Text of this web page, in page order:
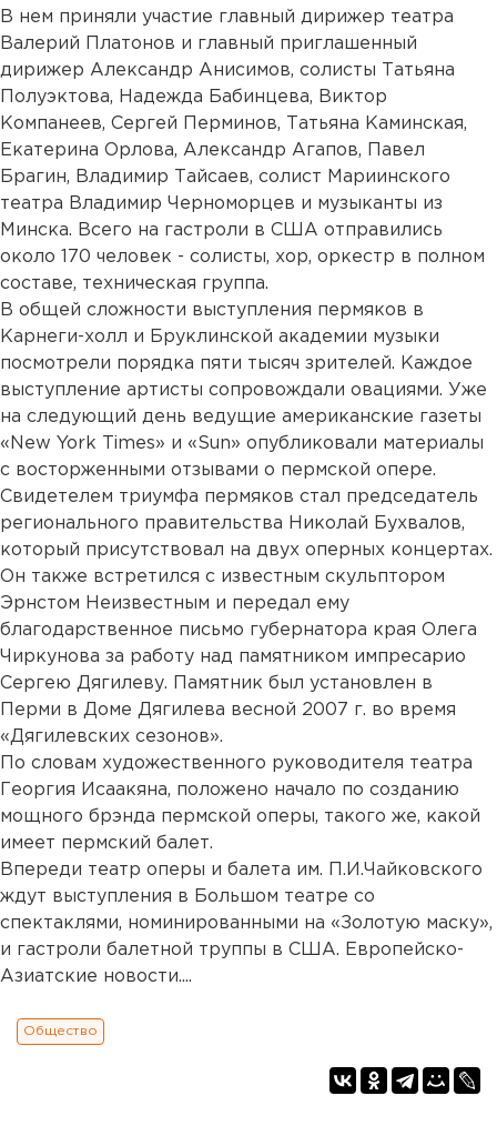
В нем приняли участие главный дирижер театра
Валерий Платонов и главный приглашенный
дирижер Александр Анисимов, солисты Татьяна
Полуэктова, Надежда Бабинцева, Виктор
Компанеев, Сергей Перминов, Татьяна Каминская,
Екатерина Орлова, Александр Агапов, Павел
Брагин, Владимир Тайсаев, солист Мариинского
театра Владимир Черноморцев и музыканты из
Минска. Всего на гастроли в США отправились
около 170 человек - солисты, хор, оркестр в полном
составе, техническая группа.
В общей сложности выступления пермяков в
Карнеги-холл и Бруклинской академии музыки
посмотрели порядка пяти тысяч зрителей. Каждое
выступление артисты сопровождали овациями. Уже
на следующий день ведущие американские газеты
«New York Times» и «Sun» опубликовали материалы
с восторженными отзывами о пермской опере.
Свидетелем триумфа пермяков стал председатель
регионального правительства Николай Бухвалов,
который присутствовал на двух оперных концертах.
Он также встретился с известным скульптором
Эрнстом Неизвестным и передал ему
благодарственное письмо губернатора края Олега
Чиркунова за работу над памятником импресарио
Сергею Дягилеву. Памятник был установлен в
Перми в Доме Дягилева весной 2007 г. во время
«Дягилевских сезонов».
По словам художественного руководителя театра
Георгия Исаакяна, положено начало по созданию
мощного брэнда пермской оперы, такого же, какой
имеет пермский балет.
Впереди театр оперы и балета им. П.И.Чайковского
ждут выступления в Большом театре со
спектаклями, номинированными на «Золотую маску»,
и гастроли балетной труппы в США. Европейско-
Азиатские новости....
Общество